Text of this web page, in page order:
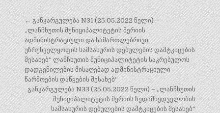
პოსტის
ნავიგაცია
← განკარგულება N31 (25.05.2022 წელი) –
„ლანჩხუთის მუნიციპალიტეტის მერიის
ადმინისტრაციული და სამართლებრივი
უზრუნველყოფის სამსახურის დებულების დამტკიცების
შესახებ“ ლანჩხუთის მუნიციპალიტეტის საკრებულოს
დადგენილების მისაღებად ადმინისტრაციული
წარმოების დაწყების შესახებ“
განკარგულება N33 (25.05.2022 წელი) – „ლანჩხუთის
მუნიციპალიტეტის მერიის ზედამხედველობის
სამსახურის დებულების დამტკიცების შესახებ“